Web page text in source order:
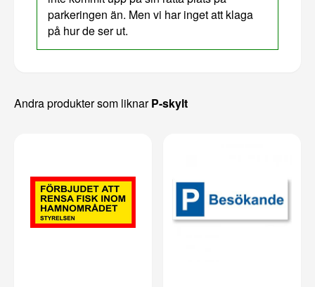
parkeringen än. Men vi har inget att klaga
på hur de ser ut.
Andra produkter som liknarP-skylt